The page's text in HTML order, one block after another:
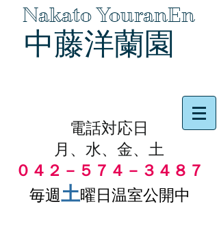
Nakato YouranEn
中藤洋蘭園
電話対応日
月、水、金、土
０４２－５７４－３４８７
毎週土曜日温室公開中